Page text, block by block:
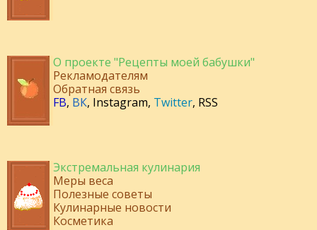
О проекте "Рецепты моей бабушки"
Рекламодателям
Обратная связь
FB, ВК, Instagram, Twitter, RSS
Экстремальная кулинария
Меры веса
Полезные советы
Кулинарные новости
Косметика